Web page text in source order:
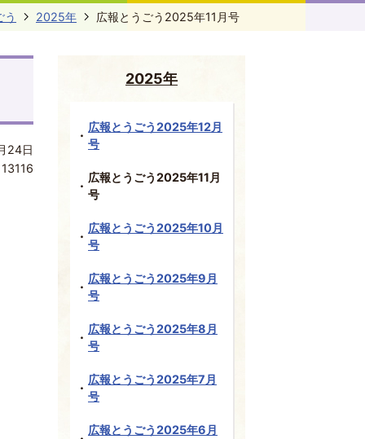
う 2025年 広報とうごう2025年11月号
24日
13116
2025年
広報とうごう2025年12月
号
広報とうごう2025年11月
号
広報とうごう2025年10月
号
広報とうごう2025年9月
号
広報とうごう2025年8月
号
広報とうごう2025年7月
号
広報とうごう2025年6月